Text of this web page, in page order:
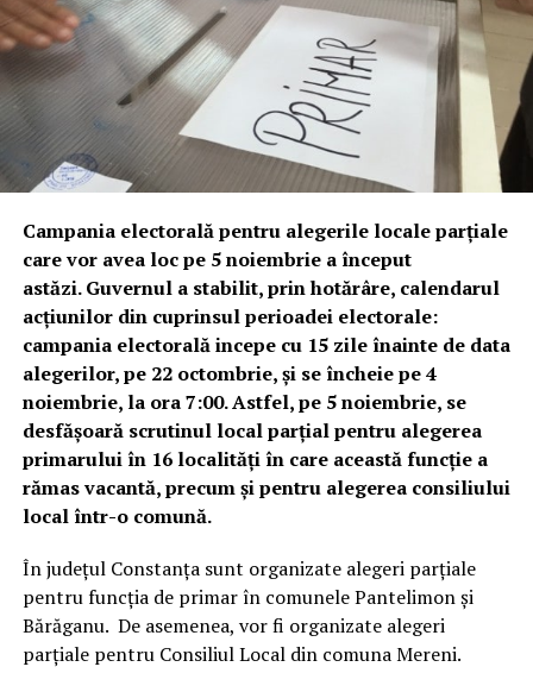
Campania electorală pentru alegerile locale parțiale
care vor avea loc pe 5 noiembrie a început
astăzi. Guvernul a stabilit, prin hotărâre, calendarul
acțiunilor din cuprinsul perioadei electorale:
campania electorală incepe cu 15 zile înainte de data
alegerilor, pe 22 octombrie, și se încheie pe 4
noiembrie, la ora 7:00. Astfel, pe 5 noiembrie, se
desfășoară scrutinullocal parțial pentru alegerea
primarului în 16 localități în care această funcție a
rămas vacantă, precum și pentru alegerea consiliului
local într-o comună.
În județul Constanța sunt organizate alegeri parțiale
pentru funcția de primar în comunele Pantelimon și
Bărăganu. De asemenea, vor fi organizate alegeri
parțiale pentru Consiliul Local din comuna Mereni.